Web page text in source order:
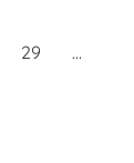
29
…